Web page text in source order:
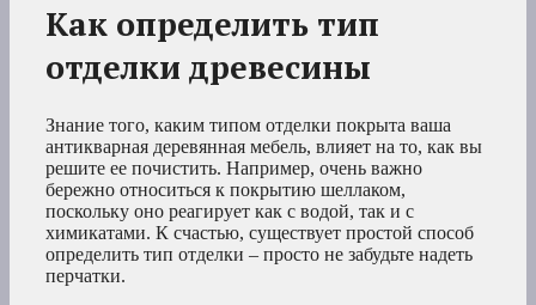
Как определить тип
отделки древесины
Знание того, каким типом отделки покрыта ваша
антикварная деревянная мебель, влияет на то, как вы
решите ее почистить. Например, очень важно
бережно относиться к покрытию шеллаком,
поскольку оно реагирует как с водой, так и с
химикатами. К счастью, существует простой способ
определить тип отделки – просто не забудьте надеть
перчатки.